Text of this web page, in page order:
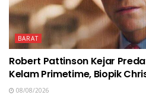
BARAT
Robert Pattinson Kejar
Kelam Primetime, Biopik
08/08/2026